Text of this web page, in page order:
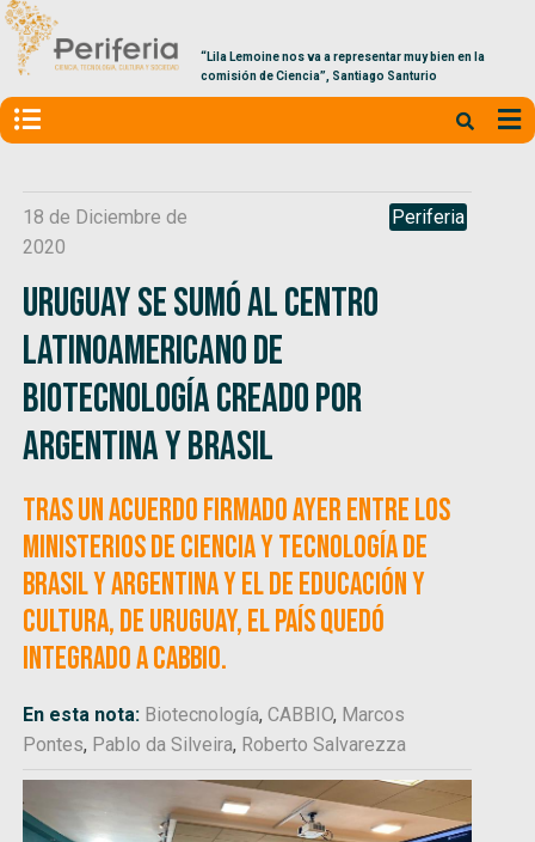
“Lila Lemoine nos va a representar muy bien en la
comisión de Ciencia”, Santiago Santurio
18 de Diciembre de
2020
Periferia
Uruguay se sumó al Centro
Latinoamericano de
Biotecnología creado por
Argentina y Brasil
Tras un acuerdo firmado ayer entre los
ministerios de Ciencia y Tecnología de
Brasil y Argentina y el de Educación y
Cultura, de Uruguay, el país quedó
integrado a CABBIO.
En esta nota: Biotecnología,CABBIO, Marcos
Pontes, Pablo da Silveira, Roberto Salvarezza